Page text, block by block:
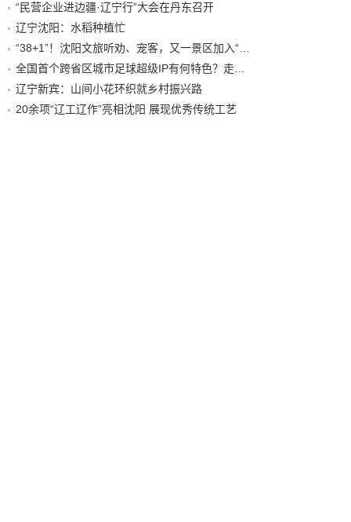
“民营企业进边疆·辽宁行”大会在丹东召开
辽宁沈阳：水稻种植忙
辽宁新宾：山间小花环织就乡村振兴路
20余项“辽工辽作”亮相沈阳 展现优秀传统工艺